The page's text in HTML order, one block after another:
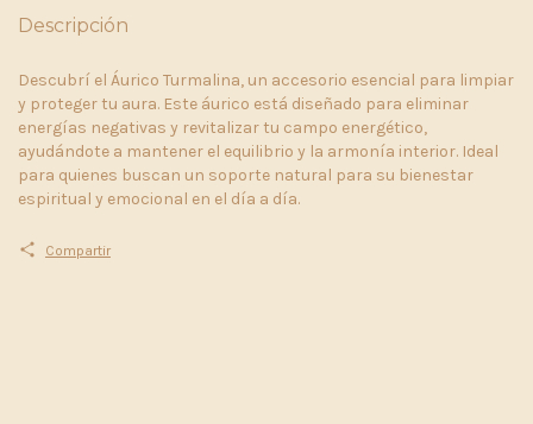
Descripción
Descubrí el Áurico Turmalina, un accesorio esencial para limpiar
y proteger tu aura. Este áurico está diseñado para eliminar
energías negativas y revitalizar tu campo energético,
ayudándote a mantener el equilibrio y la armonía interior. Ideal
para quienes buscan un soporte natural para su bienestar
espiritual y emocional en el día a día.
Compartir